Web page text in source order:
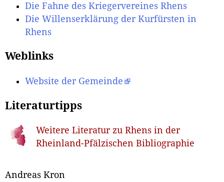
Die Fahne des Kriegervereines Rhens
Die Willenserklärung der Kurfürsten in
Rhens
Weblinks
Website der Gemeinde
Literaturtipps
Weitere Literatur zu Rhens in der
Rheinland-Pfälzischen Bibliographie
Andreas Kron